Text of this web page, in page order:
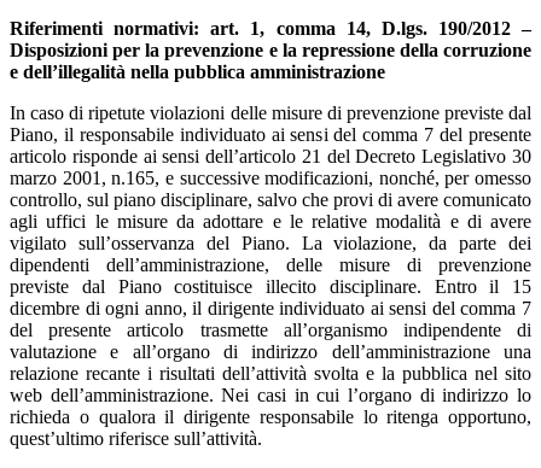
Riferimenti normativi: art. 1, comma 14, D.lgs. 190/2012 –
Disposizioni per la prevenzione e la repressione della corruzione
e dell’illegalità nella pubblica amministrazione
In caso di ripetute violazioni delle misure di prevenzione previste dal
Piano, il responsabile individuato ai sensi del comma 7 del presente
articolo risponde ai sensi dell’articolo 21 del Decreto Legislativo 30
marzo 2001, n.165, e successive modificazioni, nonché, per omesso
controllo, sul piano disciplinare, salvo che provi di avere comunicato
agli uffici le misure da adottare e le relative modalità e di avere
vigilato sull’osservanza del Piano. La violazione, da parte dei
dipendenti dell’amministrazione, delle misure di prevenzione
previste dal Piano costituisce illecito disciplinare. Entro il 15
dicembre di ogni anno, il dirigente individuato ai sensi del comma 7
del presente articolo trasmette all’organismo indipendente di
valutazione e all’organo di indirizzo dell’amministrazione una
relazione recante i risultati dell’attività svolta e la pubblica nel sito
web dell’amministrazione. Nei casi in cui l’organo di indirizzo lo
richieda o qualora il dirigente responsabile lo ritenga opportuno,
quest’ultimo riferisce sull’attività.